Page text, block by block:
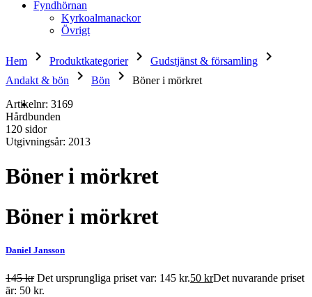
Fyndhörnan
Kyrkoalmanackor
Övrigt
Hem keyboard_arrow_right Produktkategorier keyboard_arrow_right Gudstjänst & församling keyboard_arrow_right
Andakt & bön keyboard_arrow_right Bön keyboard_arrow_right
Böner i mörkret
Artikelnr: 3169
Hårdbunden
120 sidor
Utgivningsår: 2013
Böner i mörkret
Böner i mörkret
Daniel Jansson
145kr Det ursprungliga priset var: 145 kr.50 krDet nuvarande priset
är: 50 kr.